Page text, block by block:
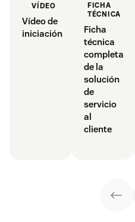
VÍDEO
Vídeo de
iniciación
FICHA
TÉCNICA
Ficha
técnica
completa
de la
solución
de
servicio
al
cliente